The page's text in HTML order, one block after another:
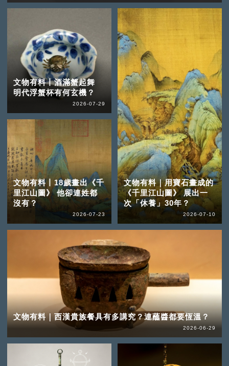
文物有料丨酒滿蟹起舞
明代浮蟹杯有何玄機？
2026-07-29
文物有料丨18歲畫出《千
里江山圖》 他卻連姓都
沒有？
2026-07-23
文物有料｜用寶石畫成的
《千里江山圖》 展出一
次「休養」30年？
2026-07-10
文物有料｜西漢貴族餐具有多講究？連蘸醬都要恆溫？
2026-06-29